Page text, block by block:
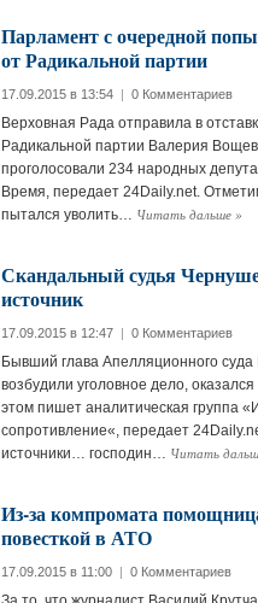
Парламент с очередной
от Радикальной партии
17.09.2015 в 13:54 | 0 Комментариев
Верховная Рада отправила в
Радикальной партии Валерия
проголосовали 234 народных
Время, передает 24Daily.net.
пытался уволить… Читать дальше »
Скандальный судья
источник
17.09.2015 в 12:47 | 0 Комментариев
Бывший глава Апелляционного
возбудили уголовное дело,
этом пишет аналитическая группа
сопротивление«, передает
источники… господин… Читать
Из-за компромата
повесткой в АТО
17.09.2015 в 11:00 | 0 Комментариев